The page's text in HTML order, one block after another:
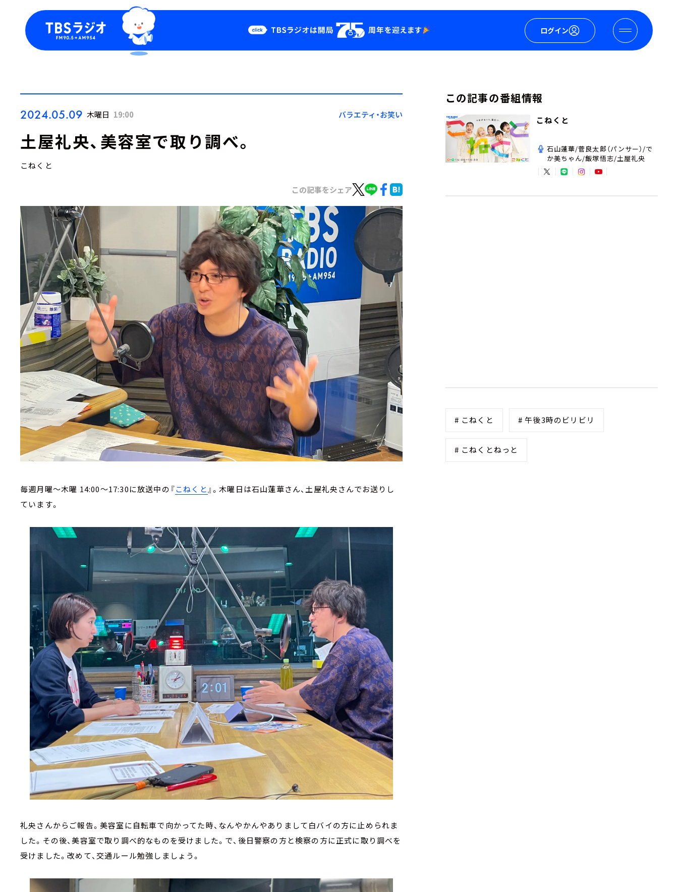
ログイン
Podcast
YouTube
会社情報
2024.05.09 木曜日 19:00 バラエティ・お笑い
土屋礼央、美容室で取り調べ。
こねくと
この記事をシェア
毎週月曜～木曜 14:00～17:30に放送中の『こねくと 』。木曜日は石山蓮華さん、土屋礼央さんでお送りし
ています。
礼央さんからご報告。美容室に自転車で向かってた時、なんやかんやありまして白バイの方に止められま
した。その後、美容室で取り調べ的なものを受けました。で、後日警察の方と検察の方に正式に取り調べを
受けました。改めて、交通ルール勉強しましょう。
この記事の番組情報
こねくと
石山蓮華/菅良太郎（パンサー）/で
か美ちゃん/飯塚悟志/土屋礼央
# こねくと # 午後3時のビリビリ
# こねくとねっと